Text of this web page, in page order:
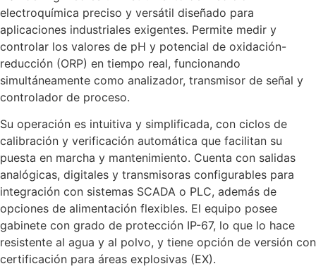
electroquímica preciso y versátil diseñado para
aplicaciones industriales exigentes. Permite medir y
controlar los valores de pH y potencial de oxidación-
reducción (ORP) en tiempo real, funcionando
simultáneamente como analizador, transmisor de señal y
controlador de proceso.
Su operación es intuitiva y simplificada, con ciclos de
calibración y verificación automática que facilitan su
puesta en marcha y mantenimiento. Cuenta con salidas
analógicas, digitales y transmisoras configurables para
integración con sistemas SCADA o PLC, además de
opciones de alimentación flexibles. El equipo posee
gabinete con grado de protección IP-67, lo que lo hace
resistente al agua y al polvo, y tiene opción de versión con
certificación para áreas explosivas (EX).